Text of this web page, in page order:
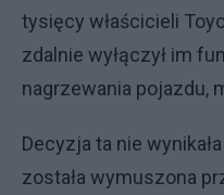
tysięcy właścicieli
zdalnie wyłączył im
nagrzewania pojazdu,
Decyzja ta nie
została wymuszona